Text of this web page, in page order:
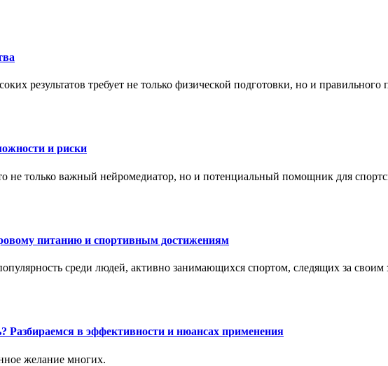
результатов требует не только физической подготовки, но и правильного
и риски
только важный нейромедиатор, но и потенциальный помощник для
питанию и спортивным достижениям
среди людей, активно занимающихся спортом, следящих за
в эффективности и нюансах применения
желание многих.